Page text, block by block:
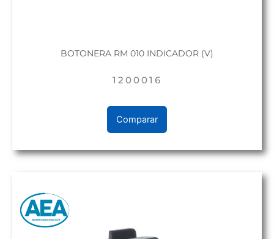
BOTONERA RM 010 INDICADOR (V)
1200016
Comparar